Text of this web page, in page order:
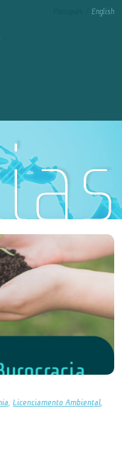
English
,Licenciamento Ambiental,